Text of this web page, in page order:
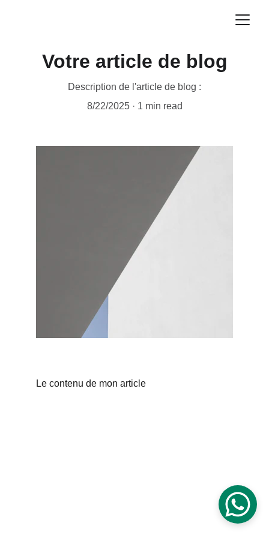
Votre article de blog
Description de l'article de blog :
8/22/2025
1 min read
Le contenu de mon article